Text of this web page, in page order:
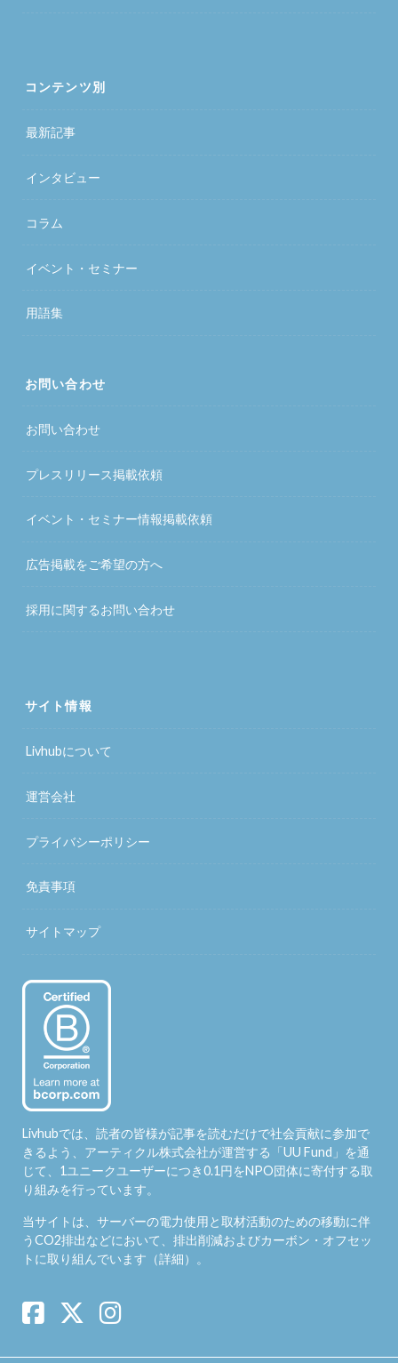
コンテンツ別
最新記事
インタビュー
コラム
イベント・セミナー
用語集
お問い合わせ
お問い合わせ
プレスリリース掲載依頼
イベント・セミナー情報掲載依頼
広告掲載をご希望の方へ
採用に関するお問い合わせ
サイト情報
Livhubについて
運営会社
プライバシーポリシー
免責事項
サイトマップ
Livhubでは、読者の皆様が記事を読むだけで社会貢献に参加で
きるよう、アーティクル株式会社が運営する「 UU Fund 」を通
じて、1ユニークユーザーにつき0.1円をNPO団体に寄付する取
り組みを行っています。
当サイトは、サーバーの電力使用と取材活動のための移動に伴
うCO2排出などにおいて、排出削減およびカーボン・オフセッ
トに取り組んでいます（詳細）。